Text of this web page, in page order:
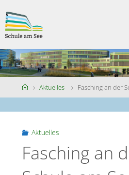
to
content
CHU
LEA
MS
EE
HomeAktuelles Fasching an der
Aktuelles
Fasching an